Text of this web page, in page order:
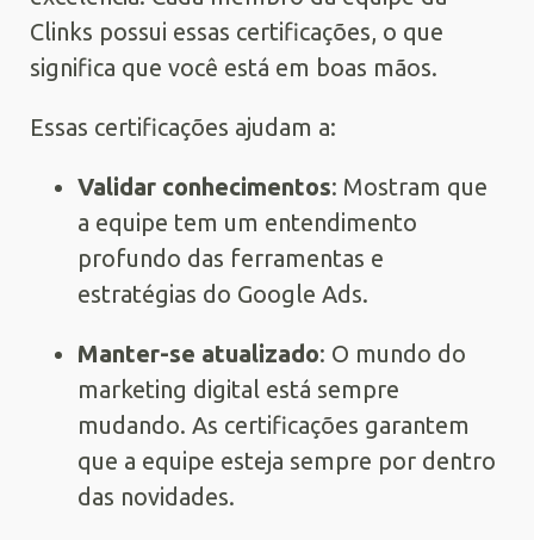
Clinks possui essas certificações, o que
significa que você está em boas mãos.
Essas certificações ajudam a:
Validar conhecimentos: Mostram que
a equipe tem um entendimento
profundo das ferramentas e
estratégias do Google Ads.
Manter-se atualizado: O mundo do
marketing digital está sempre
mudando. As certificações garantem
que a equipe esteja sempre por dentro
das novidades.